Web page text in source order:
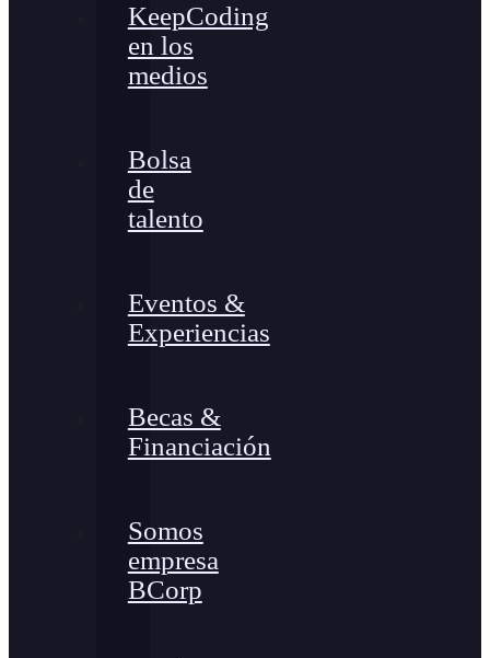
KeepCoding
en los
medios
Bolsa
de
talento
Eventos &
Experiencias
Becas &
Financiación
Somos
empresa
BCorp